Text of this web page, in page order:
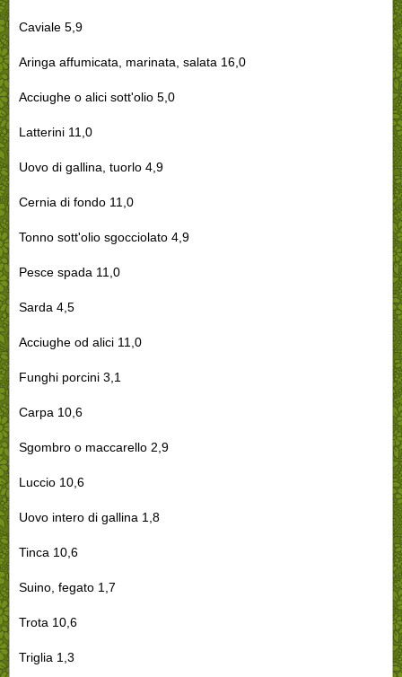
Caviale 5,9
Aringa affumicata, marinata, salata 16,0
Acciughe o alici sott'olio 5,0
Latterini 11,0
Uovo di gallina, tuorlo 4,9
Cernia di fondo 11,0
Tonno sott'olio sgocciolato 4,9
Pesce spada 11,0
Sarda 4,5
Acciughe od alici 11,0
Funghi porcini 3,1
Carpa 10,6
Sgombro o maccarello 2,9
Luccio 10,6
Uovo intero di gallina 1,8
Tinca 10,6
Suino, fegato 1,7
Trota 10,6
Triglia 1,3